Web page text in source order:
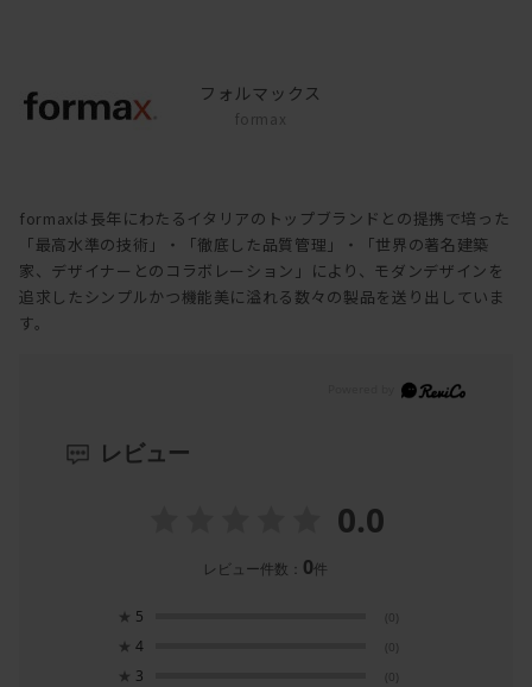
フォルマックス
formax
formaxは長年にわたるイタリアのトップブランドとの提携で培った
「最高水準の技術」・「徹底した品質管理」・「世界の著名建築
家、デザイナーとのコラボレーション」により、モダンデザインを
追求したシンプルかつ機能美に溢れる数々の製品を送り出していま
す。
レビュー
0.0
レビュー件数： 0件
★ 5 (0)
★ 4 (0)
★ 3 (0)